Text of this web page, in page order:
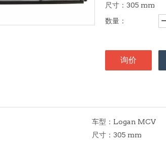
尺寸：305 mm
数量：
询价
车型： Logan MCV
尺寸： 305 mm